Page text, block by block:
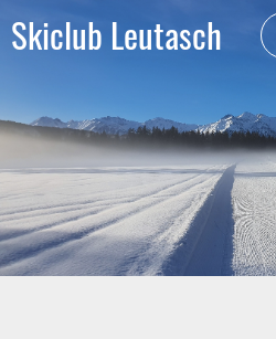
Skiclub Leutasch